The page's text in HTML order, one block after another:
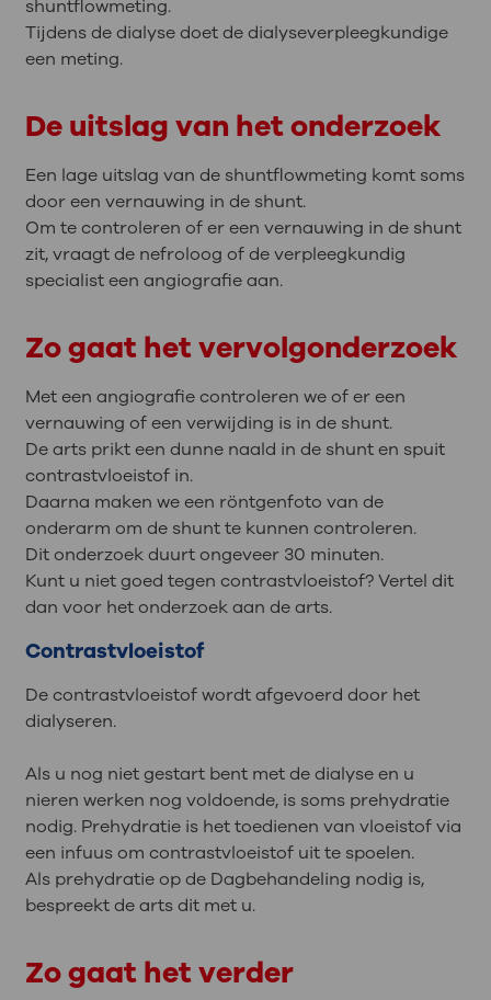
shuntflowmeting.
Tijdens de dialyse doet de dialyseverpleegkundige
een meting.
De uitslag van het onderzoek
Een lage uitslag van de shuntflowmeting komt soms
door een vernauwing in de shunt.
Om te controleren of er een vernauwing in de shunt
zit, vraagt de nefroloog of de verpleegkundig
specialist een angiografie aan.
Zo gaat het vervolgonderzoek
Met een angiografie controleren we of er een
vernauwing of een verwijding is in de shunt.
De arts prikt een dunne naald in de shunt en spuit
contrastvloeistof in.
Daarna maken we een röntgenfoto van de
onderarm om de shunt te kunnen controleren.
Dit onderzoek duurt ongeveer 30 minuten.
Kunt u niet goed tegen contrastvloeistof? Vertel dit
dan voor het onderzoek aan de arts.
Contrastvloeistof
De contrastvloeistof wordt afgevoerd door het
dialyseren.
Als u nog niet gestart bent met de dialyse en u
nieren werken nog voldoende, is soms prehydratie
nodig. Prehydratie is het toedienen van vloeistof via
een infuus om contrastvloeistof uit te spoelen.
Als prehydratie op de Dagbehandeling nodig is,
bespreekt de arts dit met u.
Zo gaat het verder